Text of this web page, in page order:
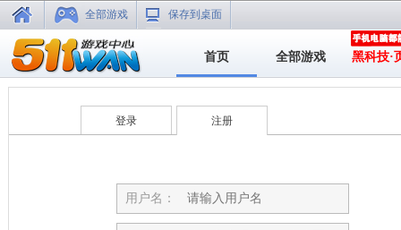
全部游戏 保存到桌面
首页 全部游戏 黑科技·
登录 注册
用户名：